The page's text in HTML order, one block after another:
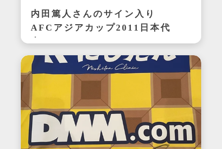
内田篤人さんのサイン入り
AFCアジアカップ2011日本代
表ユニフォーム